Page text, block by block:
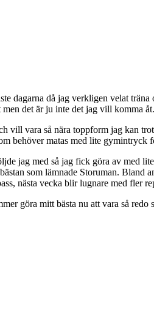
dagarna då jag verkligen velat
det är ju inte det jag vill komma åt.
vill vara så nära toppform jag kan
behöver matas med lite gymintryck
jag med så jag fick göra av med
som lämnade Storuman.
nästa vecka blir lugnare med fler
göra mitt bästa nu att vara så